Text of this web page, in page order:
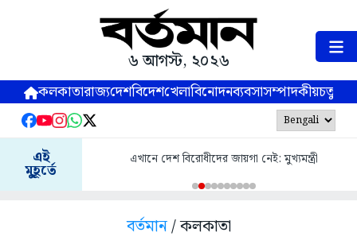
৬ আগস্ট, ২০২৬
কলকাতারাজ্যদেশবিদেশখেলাবিনোদনব্যবসাসম্পাদকীয়
এই
মুহূর্তে
এখানে দেশ বিরোধীদের জায়গা নেই: মুখ্যমন্ত্রী
বর্তমান/ কলকাতা